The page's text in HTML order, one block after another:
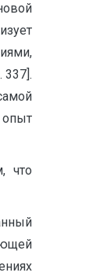
337].
что